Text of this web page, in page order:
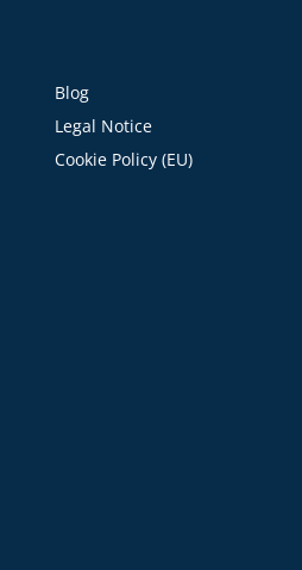
Blog
Legal Notice
Cookie Policy (EU)